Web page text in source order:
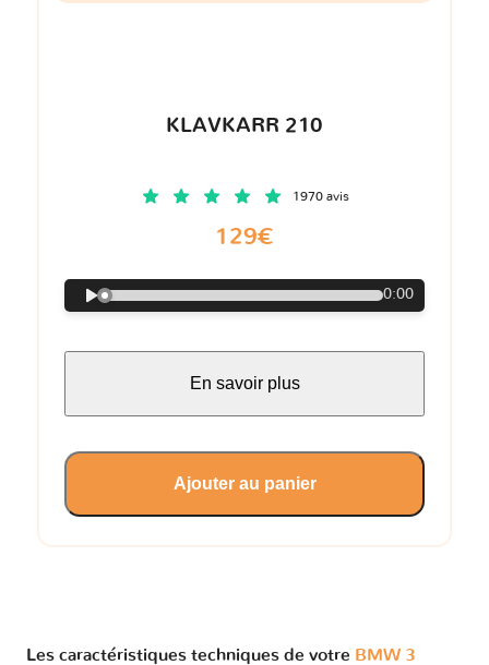
KLAVKARR 210
1970 avis
129€
0:00
En savoir plus
Ajouter au panier
Les caractéristiques techniques de votre BMW 3